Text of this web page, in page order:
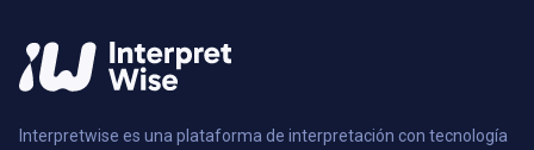
Interpretwise es una plataforma de interpretación con tecnología